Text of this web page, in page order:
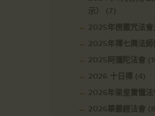
示）
(7)
2025年楞嚴咒法會
2025年禪七興法師
2025阿彌陀法會
2026 十日禪
(4)
2026年梁皇寶懺法
2026華嚴經法會